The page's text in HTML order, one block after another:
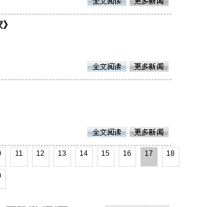
11 12 13 14 15 16 17 18